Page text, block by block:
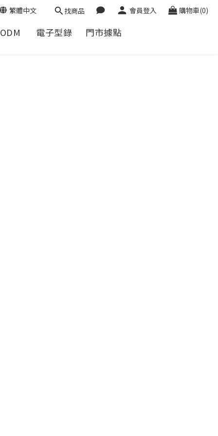
繁體中文 找商品 會員登入 購物車(0)
電子型錄 門市據點